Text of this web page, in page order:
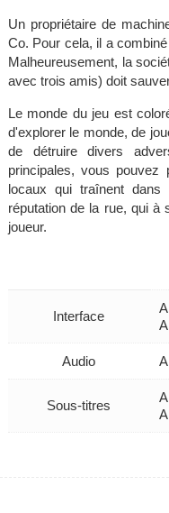
Un propriétaire de
Co. Pour cela, il a
Malheureusement, la
avec trois amis) doit
Le monde du jeu est
d'explorer le monde, de
de détruire divers
principales, vous pouvez
locaux qui traînent
réputation de la rue, qui à
joueur.
Interface
Audio
Sous-titres